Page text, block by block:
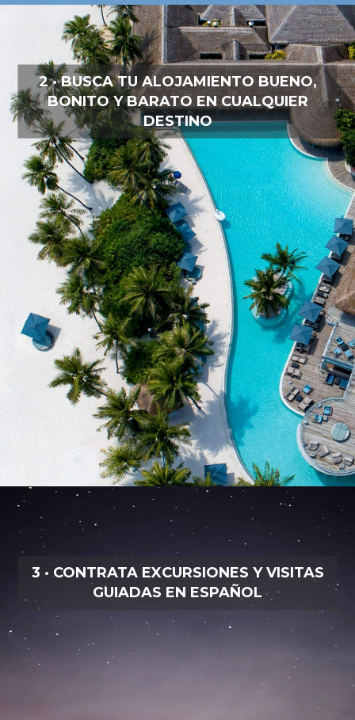
2 · BUSCA TU ALOJAMIENTO BUENO,
BONITO Y BARATO EN CUALQUIER
DESTINO
3 · CONTRATA EXCURSIONES Y VISITAS
GUIADAS EN ESPAÑOL